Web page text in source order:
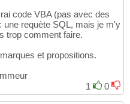
code VBA (pas avec des
une requète SQL, mais je m'y
trop comment faire.
et propositions.
1
0